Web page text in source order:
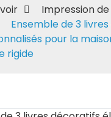
Impression
Ensemble de 3
pour la
rigide